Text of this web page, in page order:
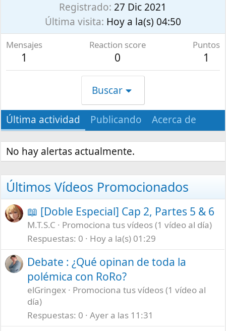
Registrado 27 Dic 2021
Última visita Hoy a la(s) 04:50
Mensajes
1
Reaction score
0
Puntos
1
Buscar
Última actividad Publicando Acerca de
No hay alertas actualmente.
Últimos Vídeos Promocionados
📖 [Doble Especial] Cap 2, Partes 5 & 6
M.T.S.C
Promociona tus vídeos (1 vídeo al día)
Respuestas 0 Hoy a la(s) 01:29
Debate : ¿Qué opinan de toda la
polémica con RoRo?
elGringex
Promociona tus vídeos (1 vídeo al
día)
Respuestas 0 Ayer a las 11:31